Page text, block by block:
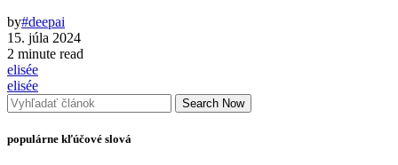
by#deepai
15. júla 2024
2 minute read
elisée
elisée
Search Now
populárne kľúčové slová